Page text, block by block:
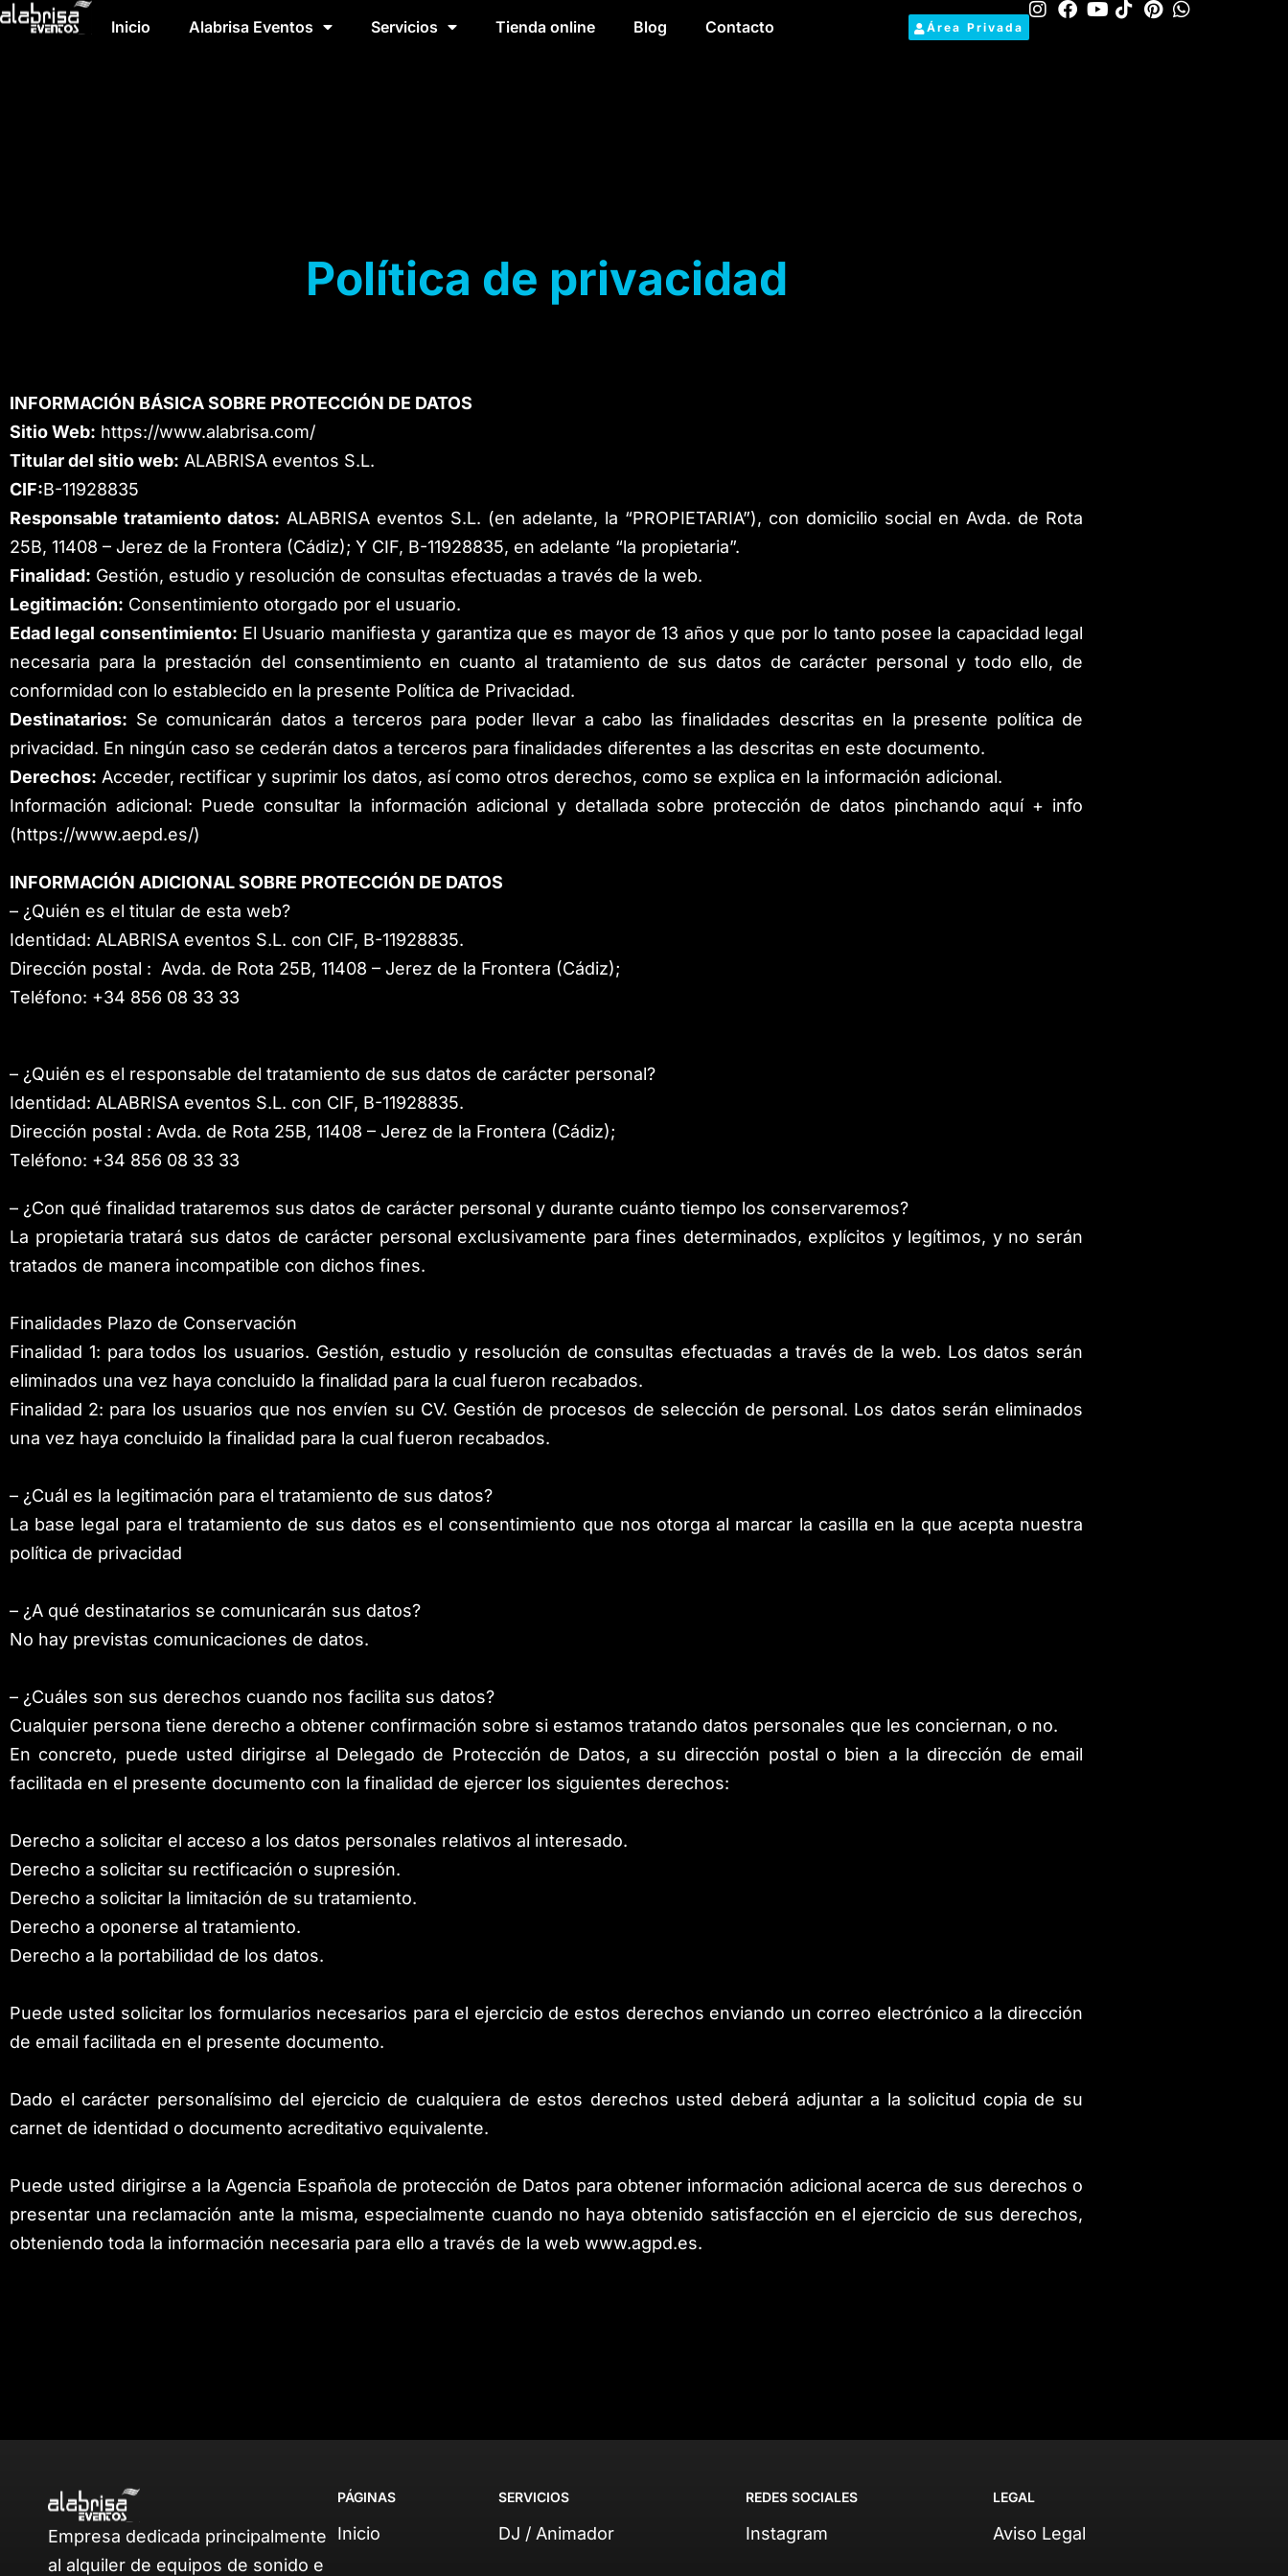
Inicio Alabrisa Eventos Servicios Tienda online Blog Contacto Área Privada
Política de privacidad
INFORMACIÓN BÁSICA SOBRE PROTECCIÓN DE DATOS
Sitio Web: https://www.alabrisa.com/
Titular del sitio web: ALABRISA eventos S.L.
CIF:B-11928835
Responsable tratamiento datos: ALABRISA eventos S.L. (en adelante, la “PROPIETARIA”), con domicilio social en Avda. de Rota
25B, 11408 – Jerez de la Frontera (Cádiz); Y CIF, B-11928835, en adelante “la propietaria”.
Finalidad: Gestión, estudio y resolución de consultas efectuadas a través de la web.
Legitimación: Consentimiento otorgado por el usuario.
Edad legal consentimiento: El Usuario manifiesta y garantiza que es mayor de 13 años y que por lo tanto posee la capacidad legal
necesaria para la prestación del consentimiento en cuanto al tratamiento de sus datos de carácter personal y todo ello, de
conformidad con lo establecido en la presente Política de Privacidad.
Destinatarios: Se comunicarán datos a terceros para poder llevar a cabo las finalidades descritas en la presente política de
privacidad. En ningún caso se cederán datos a terceros para finalidades diferentes a las descritas en este documento.
Derechos: Acceder, rectificar y suprimir los datos, así como otros derechos, como se explica en la información adicional.
Información adicional: Puede consultar la información adicional y detallada sobre protección de datos pinchando aquí + info
(https://www.aepd.es/)
INFORMACIÓN ADICIONAL SOBRE PROTECCIÓN DE DATOS
– ¿Quién es el titular de esta web?
Identidad: ALABRISA eventos S.L. con CIF, B-11928835.
Dirección postal : Avda. de Rota 25B, 11408 – Jerez de la Frontera (Cádiz);
Teléfono: +34 856 08 33 33
– ¿Quién es el responsable del tratamiento de sus datos de carácter personal?
Identidad: ALABRISA eventos S.L. con CIF, B-11928835.
Dirección postal : Avda. de Rota 25B, 11408 – Jerez de la Frontera (Cádiz);
Teléfono: +34 856 08 33 33
– ¿Con qué finalidad trataremos sus datos de carácter personal y durante cuánto tiempo los conservaremos?
La propietaria tratará sus datos de carácter personal exclusivamente para fines determinados, explícitos y legítimos, y no serán
tratados de manera incompatible con dichos fines.
Finalidades Plazo de Conservación
Finalidad 1: para todos los usuarios. Gestión, estudio y resolución de consultas efectuadas a través de la web. Los datos serán
eliminados una vez haya concluido la finalidad para la cual fueron recabados.
Finalidad 2: para los usuarios que nos envíen su CV. Gestión de procesos de selección de personal. Los datos serán eliminados
una vez haya concluido la finalidad para la cual fueron recabados.
– ¿Cuál es la legitimación para el tratamiento de sus datos?
La base legal para el tratamiento de sus datos es el consentimiento que nos otorga al marcar la casilla en la que acepta nuestra
política de privacidad
– ¿A qué destinatarios se comunicarán sus datos?
No hay previstas comunicaciones de datos.
– ¿Cuáles son sus derechos cuando nos facilita sus datos?
Cualquier persona tiene derecho a obtener confirmación sobre si estamos tratando datos personales que les conciernan, o no.
En concreto, puede usted dirigirse al Delegado de Protección de Datos, a su dirección postal o bien a la dirección de email
facilitada en el presente documento con la finalidad de ejercer los siguientes derechos:
Derecho a solicitar el acceso a los datos personales relativos al interesado.
Derecho a solicitar su rectificación o supresión.
Derecho a solicitar la limitación de su tratamiento.
Derecho a oponerse al tratamiento.
Derecho a la portabilidad de los datos.
Puede usted solicitar los formularios necesarios para el ejercicio de estos derechos enviando un correo electrónico a la dirección
de email facilitada en el presente documento.
Dado el carácter personalísimo del ejercicio de cualquiera de estos derechos usted deberá adjuntar a la solicitud copia de su
carnet de identidad o documento acreditativo equivalente.
Puede usted dirigirse a la Agencia Española de protección de Datos para obtener información adicional acerca de sus derechos o
presentar una reclamación ante la misma, especialmente cuando no haya obtenido satisfacción en el ejercicio de sus derechos,
obteniendo toda la información necesaria para ello a través de la web www.agpd.es.
Empresa dedicada principalmente
al alquiler de equipos de sonido e
PÁGINAS
Inicio
SERVICIOS
DJ / Animador
REDES SOCIALES
Instagram
LEGAL
Aviso Legal